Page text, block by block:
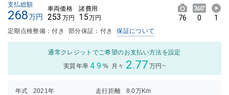
支払総額
268万円
車両価格
253 万円
諸費用
15万円 76 0 1
定期点検整備：付き 部分保証：付き 保証について
通常クレジットでご希望のお支払い方法を設定
実質年率 4.9 % 月々 2.77 万円~
年式 2021年 走行距離
8.0万Km